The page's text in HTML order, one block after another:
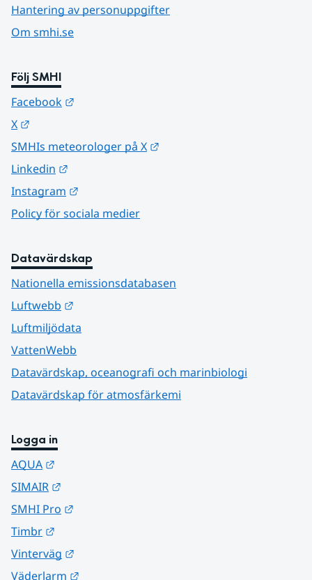
Hantering av personuppgifter
Om smhi.se
Följ SMHI
Facebook
X
SMHIs meteorologer på X
Linkedin
Instagram
Policy för sociala medier
Datavärdskap
Nationella emissionsdatabasen
Luftwebb
Luftmiljödata
VattenWebb
Datavärdskap, oceanografi och marinbiologi
Datavärdskap för atmosfärkemi
Logga in
AQUA
SIMAIR
SMHI Pro
Timbr
Vinterväg
Väderlarm